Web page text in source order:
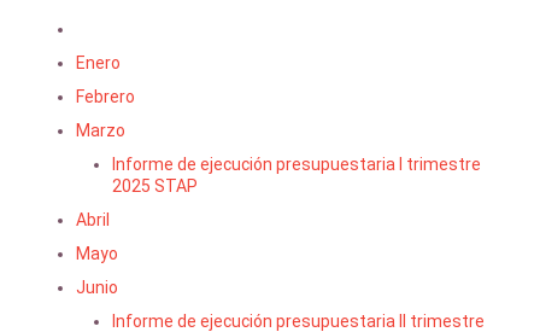
Enero
Febrero
Marzo
Informe de ejecución presupuestaria I trimestre
2025 STAP
Abril
Mayo
Junio
Informe de ejecución presupuestaria II trimestre